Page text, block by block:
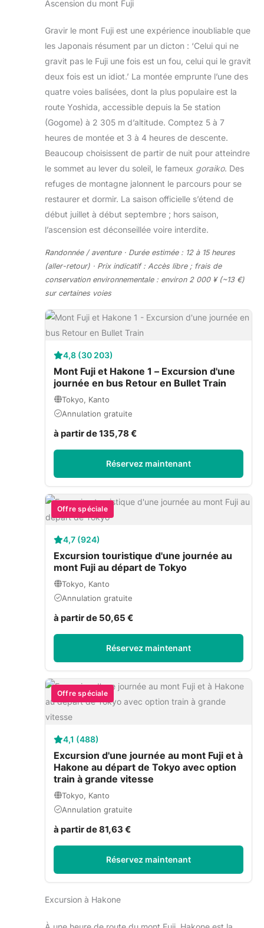
Ascension du mont Fuji
Gravir le mont Fuji est une expérience inoubliable que
les Japonais résument par un dicton : ‘Celui qui ne
gravit pas le Fuji une fois est un fou, celui qui le gravit
deux fois est un idiot.’ La montée emprunte l’une des
quatre voies balisées, dont la plus populaire est la
route Yoshida, accessible depuis la 5e station
(Gogome) à 2 305 m d’altitude. Comptez 5 à 7
heures de montée et 3 à 4 heures de descente.
Beaucoup choisissent de partir de nuit pour atteindre
le sommet au lever du soleil, le fameux goraiko. Des
refuges de montagne jalonnent le parcours pour se
restaurer et dormir. La saison officielle s’étend de
début juillet à début septembre ; hors saison,
l’ascension est déconseillée voire interdite.
Randonnée / aventure · Durée estimée : 12 à 15 heures
(aller-retour) · Prix indicatif : Accès libre ; frais de
conservation environnementale : environ 2 000 ¥ (~13 €)
sur certaines voies
4,8 (30 203)
Mont Fuji et Hakone 1 – Excursion d'une
journée en bus Retour en Bullet Train
Tokyo, Kanto
Annulation gratuite
à partir de 135,78 €
Réservez maintenant
Offre spéciale
4,7 (924)
Excursion touristique d'une journée au
mont Fuji au départ de Tokyo
Tokyo, Kanto
Annulation gratuite
à partir de 50,65 €
Réservez maintenant
Offre spéciale
4,1 (488)
Excursion d'une journée au mont Fuji et à
Hakone au départ de Tokyo avec option
train à grande vitesse
Tokyo, Kanto
Annulation gratuite
à partir de 81,63 €
Réservez maintenant
Excursion à Hakone